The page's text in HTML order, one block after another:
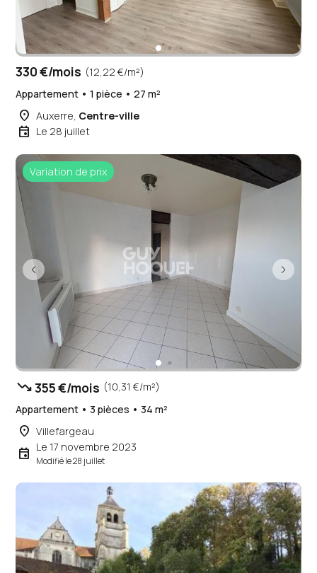
330 €/mois (12,22 €/m²)
Appartement • 1 pièce • 27 m²
place Auxerre, Centre-ville
event Le 28 juillet
Variation de prix
trending_down355 €/mois (10,31 €/m²)
Appartement • 3 pièces • 34 m²
place Villefargeau
event Le 17 novembre 2023
Modifié le 28 juillet